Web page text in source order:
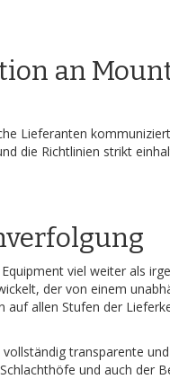
an
Lieferanten
die Richtlinien strikt
viel weiter als
der von einem
auf allen Stufen der
transparente
und auch der